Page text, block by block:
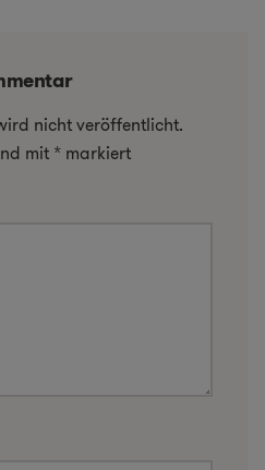
nicht veröffentlicht.
mit * markiert